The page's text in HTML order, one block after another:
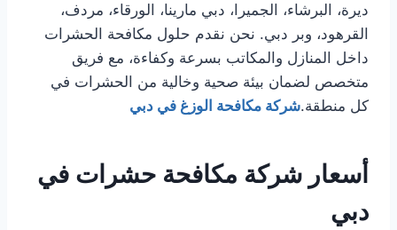
ديرة، البرشاء، الجميرا، دبي مارينا، الورقاء، مردف،
القرهود، وبر دبي. نحن نقدم حلول مكافحة الحشرات
داخل المنازل والمكاتب بسرعة وكفاءة، مع فريق
متخصص لضمان بيئة صحية وخالية من الحشرات في
كل منطقة.شركة مكافحة الوزغ في دبي
أسعار شركة مكافحة حشرات في
دبي